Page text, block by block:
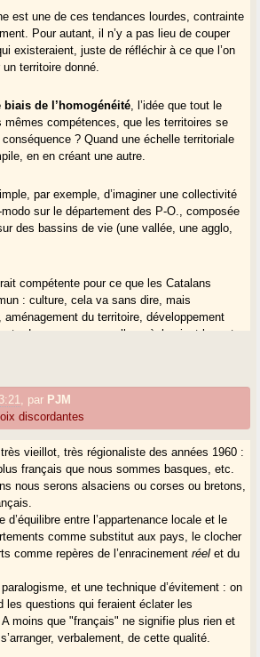
est une de ces tendances lourdes, contrainte
Pour autant, il n’y a pas lieu de couper
existeraient, juste de réfléchir à ce que l’on
territoire donné.
biais de l’homogénéité , l’idée que tout le
mêmes compétences, que les territoires se
? Quand une échelle territoriale
en en créant une autre.
par exemple, d’imaginer une collectivité
sur le département des P-O., composée
des bassins de vie (une vallée, une agglo,
compétente pour ce que les Catalans
: culture, cela va sans dire, mais
aménagement du territoire, développement
Les communes, elles, règleraient le reste,
qui dépasseront les
catalane. Elle ne va pas investir
dans l’énergie nucléaire, ni même
plus informels, à un niveau plus haut, et
nécessité d’une élection : les élus de base
nouvelles collectivités, plus efficaces, plus
avec les voisins languedociens,
de traiter. Mais pourquoi pas avec les
du Sud ? Je ne vois aucun problème à des
poussés.
ce court tableau que j’ai brossé est
par PJM
discordantes
vieillot, très régionaliste des années 1960 :
français que nous sommes basques, etc.
nous serons alsaciens ou corses ou bretons,
d’équilibre entre l’appartenance locale et le
comme substitut aux pays, le clocher
comme repères de l’enracinementréel et du
et une technique d’évitement : on
les questions qui feraient éclater les
moins que "français" ne signifie plus rien et
verbalement, de cette qualité.